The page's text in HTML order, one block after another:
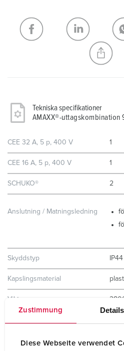
Zustimmung Details
Diese Webseite verwendet
Min lista
SKAPA EN NY
Tekniska specifikationer
AMAXX®-uttagskombination
CEE 32 A, 5 p, 400 V 1
CEE 16 A, 5 p, 400 V 1
SCHUKO® 2
Anslutning / Matningsledning
Skyddstyp IP44
Kapslingsmaterial plast
Vikt
Bredd 225